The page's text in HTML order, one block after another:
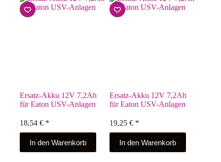
Ersatz-Akku 12V 7,2Ah
für Eaton USV-Anlagen
18,54 € *
In den Warenkorb
Ersatz-Akku 12V 7,2Ah
für Eaton USV-Anlagen
19,25€ *
In den Warenkorb